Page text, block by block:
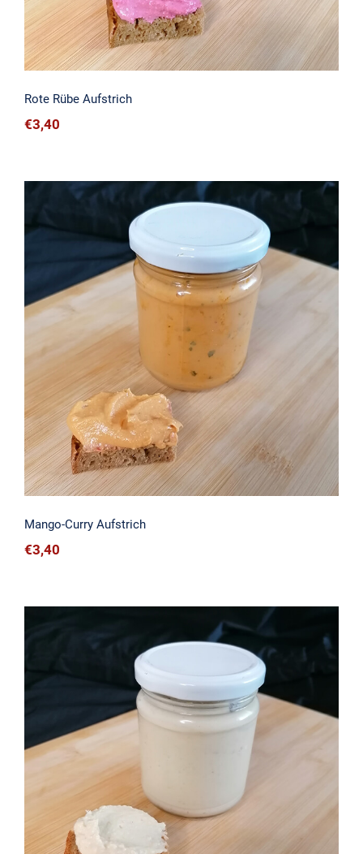
Rote Rübe Aufstrich
€3,40
Mango-Curry Aufstrich
Mango-Curry Aufstrich
€3,40
Humus Aufstrich (Natur)